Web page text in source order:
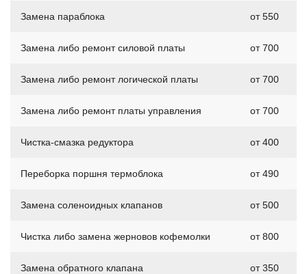
Замена параблока от 550
Замена либо ремонт силовой платы от 700
Замена либо ремонт логической платы от 700
Замена либо ремонт платы управления от 700
Чистка-смазка редуктора от 400
Переборка поршня термоблока от 490
Замена соленоидных клапанов от 500
Чистка либо замена жерновов кофемолки от 800
Замена обратного клапана от 350